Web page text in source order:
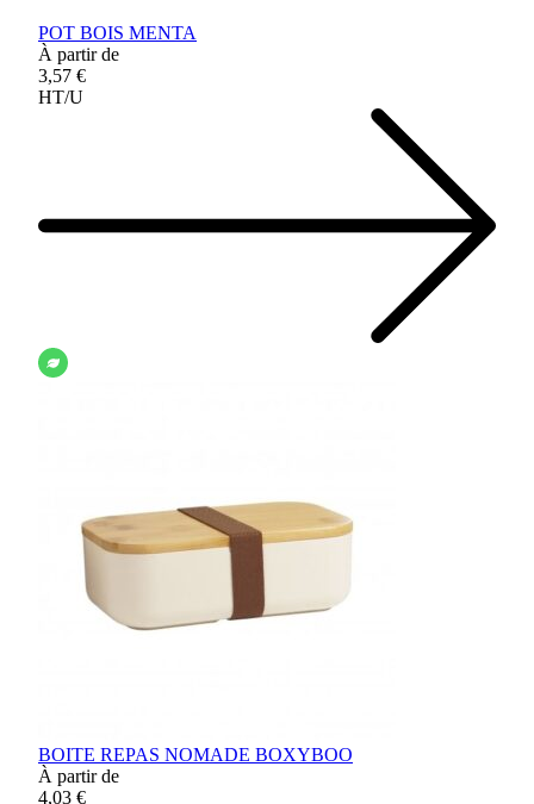
POT BOIS MENTA
À partir de
3,57 €
HT/U
BOITE REPAS NOMADE BOXYBOO
À partir de
4,03 €